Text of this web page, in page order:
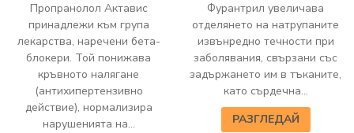
Пропранолол Актавис
принадлежи към група
лекарства, наречени бета-
блокери. Той понижава
кръвното налягане
(антихипертензивно
действие), нормализира
нарушенията на...
Фурантрил увеличава
отделянето на натрупаните
извънредно течности при
заболявания, свързани със
задържането им в тъканите,
като сърдечна...
РАЗГЛЕДАЙ